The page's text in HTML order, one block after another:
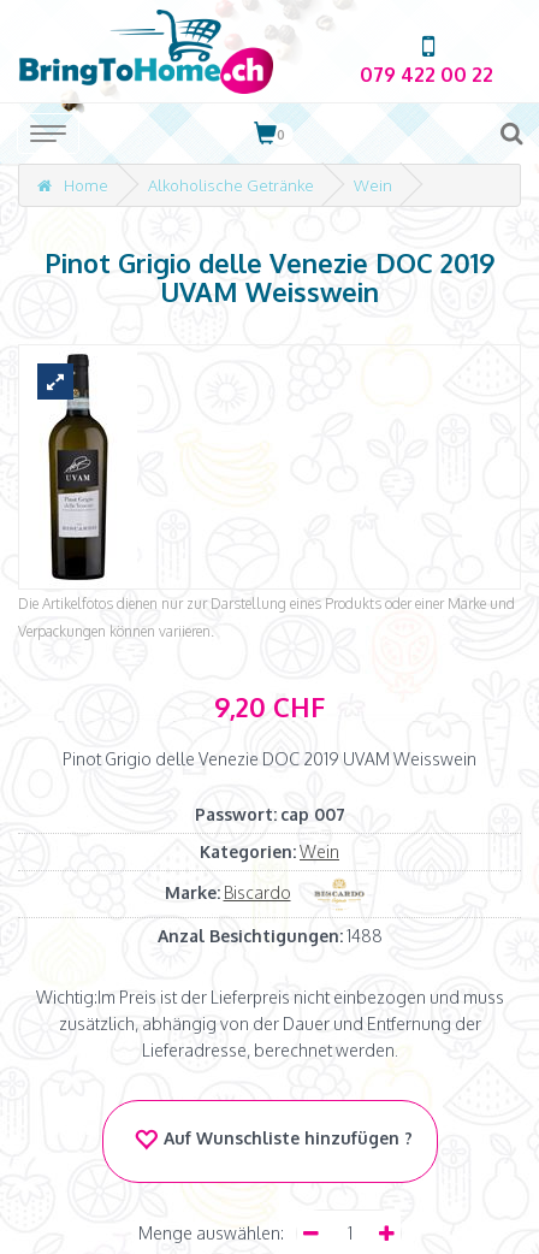
079 422 00 22
0
Home Alkoholische Getränke Wein
Pinot Grigio delle Venezie DOC 2019
UVAM Weisswein
Die Artikelfotos dienen nur zur Darstellung eines Produkts oder einer Marke und
Verpackungen können variieren.
9,20 CHF
Pinot Grigio delle Venezie DOC 2019 UVAM Weisswein
Passwort: cap 007
Kategorien:Wein
Marke: Biscardo
Anzal Besichtigungen:1488
Wichtig:Im Preis ist der Lieferpreis nicht einbezogen und muss
zusätzlich, abhängig von der Dauer und Entfernung der
Lieferadresse, berechnet werden.
Auf Wunschliste hinzufügen ?
Menge auswählen: